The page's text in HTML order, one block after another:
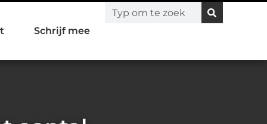
Schrijf mee